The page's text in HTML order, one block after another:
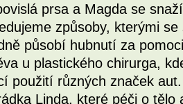
prsa a Magda se
způsoby, kterými
působí hubnutí za
u plastického chirurga,
použití různých značek
Linda, které péči o